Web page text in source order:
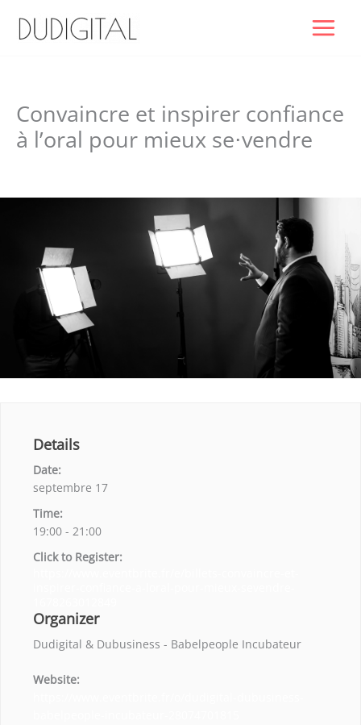
contenu
Convaincre et inspirer confiance
à l’oral pour mieux se⋅vendre
Details
Date:
septembre 17
Time:
19:00 - 21:00
Click to Register:
Organizer
Dudigital & Dubusiness - Babelpeople Incubateur
Website: